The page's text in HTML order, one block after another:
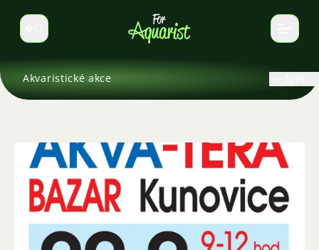
Select language
Akvaristické akce